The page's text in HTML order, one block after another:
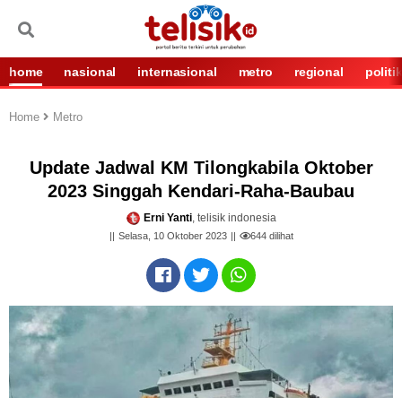
home nasional internasional metro regional politik
Home Metro
Update Jadwal KM Tilongkabila Oktober
2023 Singgah Kendari-Raha-Baubau
Erni Yanti, telisik indonesia
Selasa, 10 Oktober 2023 644dilihat